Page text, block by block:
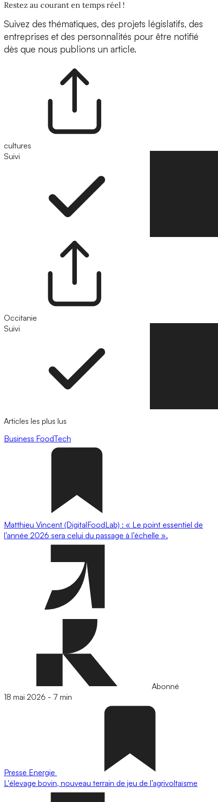
Restez au courant en temps réel !
Suivez des thématiques, des projets législatifs, des
entreprises et des personnalités pour être notifié
dès que nous publions un article.
cultures
Suivi
Occitanie
Suivi
Articles les plus lus
Business FoodTech
Matthieu Vincent (DigitalFoodLab) : « Le point essentiel de
l’année 2026 sera celui du passage à l’échelle ».
Abonné
18 mai 2026 - 7 min
Presse Energie
L'élevage bovin, nouveau terrain de jeu de l’agrivoltaïsme